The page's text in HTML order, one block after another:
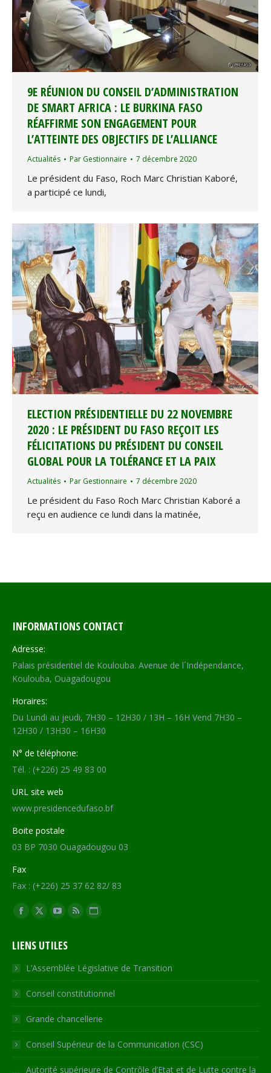
9E RÉUNION DU CONSEIL D’ADMINISTRATION
DE SMART AFRICA : LE BURKINA FASO
RÉAFFIRME SON ENGAGEMENT POUR
L’ATTEINTE DES OBJECTIFS DE L’ALLIANCE
Actualités Par Gestionnaire 7 décembre 2020
Le président du Faso, Roch Marc Christian Kaboré,
a participé ce lundi,
ELECTION PRÉSIDENTIELLE DU 22 NOVEMBRE
2020 : LE PRÉSIDENT DU FASO REÇOIT LES
FÉLICITATIONS DU PRÉSIDENT DU CONSEIL
GLOBAL POUR LA TOLÉRANCE ET LA PAIX
Actualités Par Gestionnaire 7 décembre 2020
Le président du Faso Roch Marc Christian Kaboré a
reçu en audience ce lundi dans la matinée,
INFORMATIONS CONTACT
Adresse:
Palais présidentiel de Koulouba. Avenue de l´Indépendance,
Koulouba, Ouagadougou
Horaires:
Du Lundi au jeudi, 7H30 – 12H30 / 13H – 16H Vend 7H30 –
12H30 / 13H30 – 16H30
N° de téléphone:
Tél. : (+226) 25 49 83 00
URL site web
www.presidencedufaso.bf
Boite postale
03 BP 7030 Ouagadougou 03
Fax
Fax : (+226) 25 37 62 82/ 83
Trouvez nous sur :
Facebook
opens
in
new
window
X
opens
in
new
window
YouTube
opens
in
new
window
RSS
in
new
window
Site
opens
in
new
LIENS UTILES
L’Assemblée Législative de Transition
Conseil constitutionnel
Grande chancellerie
Conseil Supérieur de la Communication (CSC)
Autorité supérieure de Contrôle d’Etat et de Lutte contre la